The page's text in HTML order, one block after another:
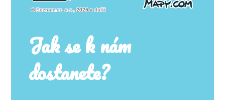
Jak se k nám
dostanete?